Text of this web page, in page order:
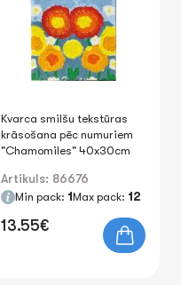
Kvarca smilšu tekstūras
krāsošana pēc numuriem
"Chamomiles" 40x30cm
Artikuls: 86676
Min pack: 1Max pack: 12
13.55€